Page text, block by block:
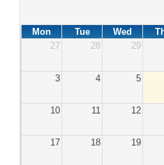
Mon Tue Wed
27
28 29
3 4 5
10 11 12
17 18 19